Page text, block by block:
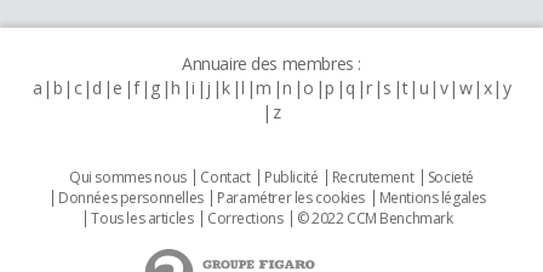
Annuaire des membres :
a b c d e f g h i j k l m n o p q r s t u v w x y
z
Qui sommes nous Contact Publicité Recrutement
Societé
Données personnelles
Paramétrer les cookies
Mentions légales
Tous les articles
Corrections © 2022 CCM Benchmark